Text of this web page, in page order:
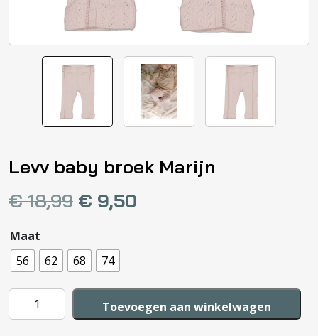
Levv baby broek Marijn
€18,99 € 9,50
Maat
56
62 68 74
Levv
baby
Toevoegen aan winkelwagen